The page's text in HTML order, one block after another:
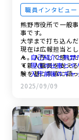
職員インタビュー
熊野市役所で一般
事です。
大学まで打ち込ん
現在は広報担当と
ん。入庁して感じ
て新人職員を支え
験を基に率直に語
自己紹介と熊野
現在の仕事とや
入庁前後のギャ
新人職員を支え
今後の目標
2025/09/09